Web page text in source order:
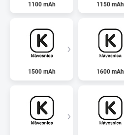
1100 mAh 1150 mAh
1500 mAh 1600 mAh